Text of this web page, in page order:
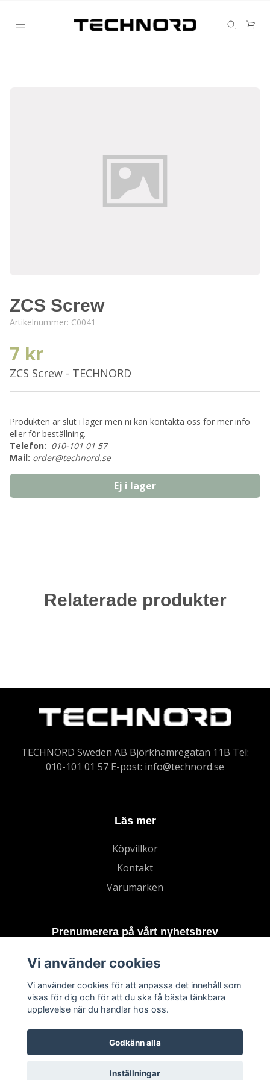
ZCS Screw
Artikelnummer: C0041
7 kr
ZCS Screw - TECHNORD
Produkten är slut i lager men ni kan kontakta oss för mer info
eller för beställning.
Telefon: 010-101 01 57
Mail: order@technord.se
Ej i lager
Relaterade produkter
TECHNORD Sweden AB Björkhamregatan 11B Tel:
010-101 01 57 E-post: info@technord.se
Läs mer
Köpvillkor
Kontakt
Varumärken
Prenumerera på vårt nyhetsbrev
Vi använder cookies
Vi använder cookies för att anpassa det innehåll som
visas för dig och för att du ska få bästa tänkbara
upplevelse när du handlar hos oss.
Godkänn alla
Inställningar